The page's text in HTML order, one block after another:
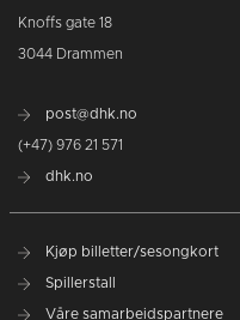
Knoffs gate 18
3044 Drammen
post@dhk.no
(+47) 976 21 571
dhk.no
Kjøp billetter/sesongkort
Spillerstall
Våre samarbeidspartnere